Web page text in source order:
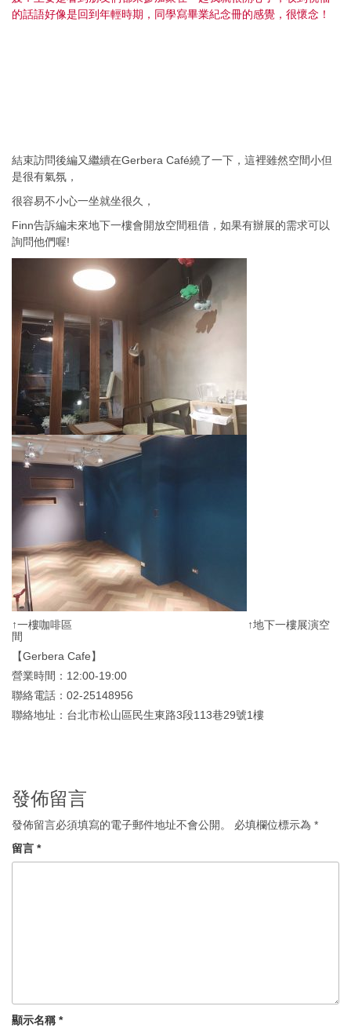
的話語好像是回到年輕時期， 同學寫畢業紀念冊的感覺，很懷念！
結束訪問後編又繼續在Gerbera Café繞了一下，這裡雖然空間小但
是很有氣氛，
很容易不小心一坐就坐很久，
Finn告訴編未來地下一樓會開放空間租借，如果有辦展的需求可以
詢問他們喔!
↑一樓咖啡區 ↑地下一樓展演空
間
【Gerbera Cafe】
營業時間：12:00-19:00
聯絡電話：02-25148956
聯絡地址：台北市松山區民生東路3段113巷29號1樓
發佈留言
發佈留言必須填寫的電子郵件地址不會公開。 必填欄位標示為 *
留言 *
顯示名稱 *